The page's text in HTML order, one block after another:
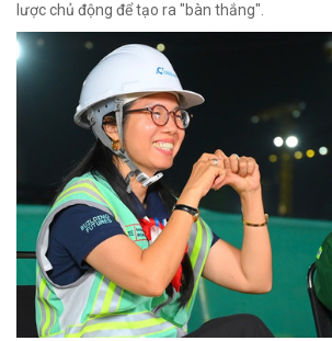
lược chủ động để tạo ra "bàn thắng".